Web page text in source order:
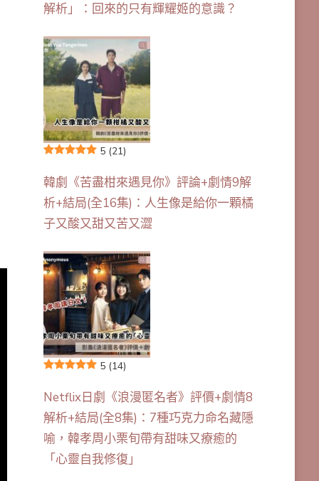
解析」：回來的只有輝耀姬的意識？
5 (21)
韓劇《苦盡柑來遇見你》評論+劇情9解
析+結局(全16集)：人生像是給你一顆橘
子又酸又甜又苦又澀
5 (14)
Netflix日劇《浪漫匿名者》評價+劇情8
解析+結局(全8集)：7種巧克力命名藏隱
喻，韓孝周小栗旬帶有甜味又療癒的
「心靈自我修復」